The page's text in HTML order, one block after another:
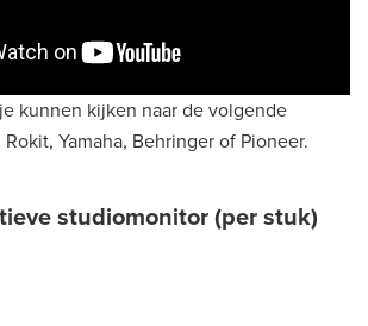
kunnen kijken naar de volgende
Rokit, Yamaha, Behringer of Pioneer.
studiomonitor (per stuk)